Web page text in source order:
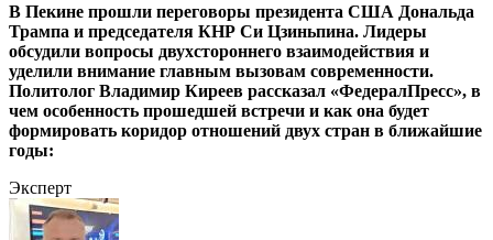
В Пекине прошли переговоры президента США Дональда
Трампа и председателя КНР Си Цзиньпина. Лидеры
обсудили вопросы двухстороннего взаимодействия и
уделили внимание главным вызовам современности.
Политолог Владимир Киреев рассказал «ФедералПресс», в
чем особенность прошедшей встречи и как она будет
формировать коридор отношений двух стран в ближайшие
годы:
Эксперт